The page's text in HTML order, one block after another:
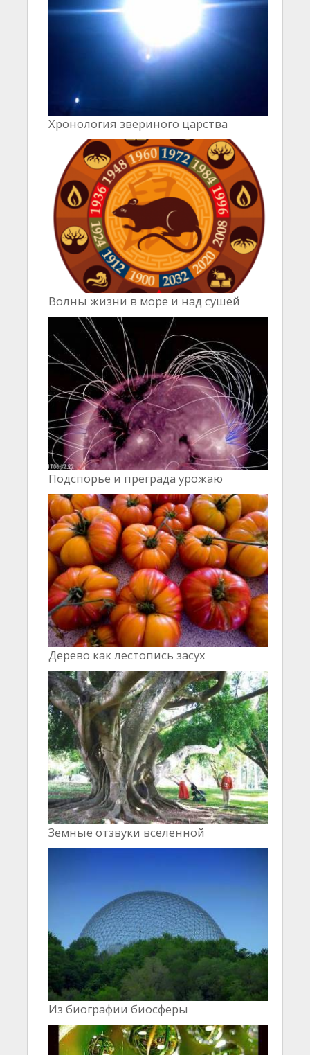
Хронология звериного царства
Волны жизни в море и над сушей
Подспорье и преграда урожаю
Дерево как лестопись засух
Земные отзвуки вселенной
Из биографии биосферы